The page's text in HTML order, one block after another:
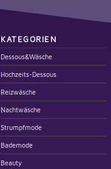
KATEGORIEN
Dessous&Wäsche
Hochzeits-Dessous
Reizwäsche
Nachtwäsche
Strumpfmode
Bademode
Beauty